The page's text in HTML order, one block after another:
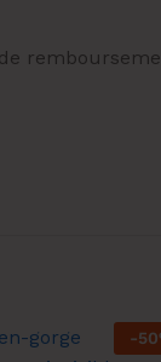
-50